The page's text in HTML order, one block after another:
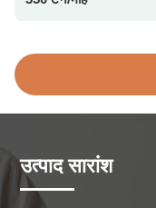
उत्पाद सारांश